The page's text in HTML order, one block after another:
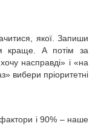
якої. Запиши
краще. А потім за
насправді» і «на
вибери пріоритетні
і 90% – наше